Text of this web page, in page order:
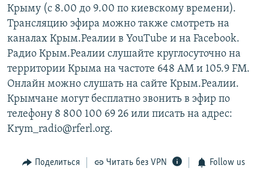
Крыму (с 8.00 до 9.00 по киевскому времени).
Трансляцию эфира можно также смотреть на
каналах Крым.Реалии в YouTube и на Facebook.
Радио Крым.Реалии слушайте круглосуточно на
территории Крыма на частоте 648 АМ и 105.9 FМ.
Онлайн можно слушать на сайте Крым.Реалии.
Крымчане могут бесплатно звонить в эфир по
телефону 8 800 100 69 26 или писать на адрес:
Krym_radio@rferl.org.
Поделиться Читать без VPN Follow us